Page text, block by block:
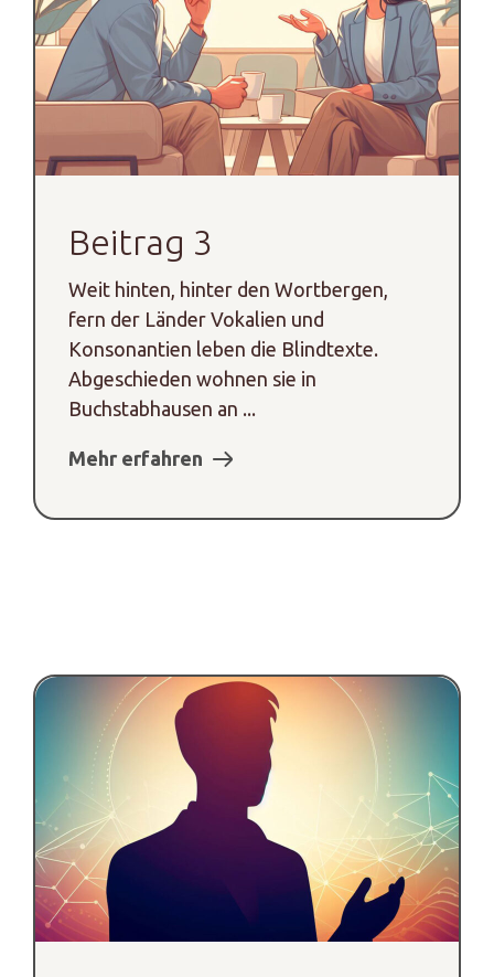
Beitrag 3
Weit hinten, hinter den Wortbergen,
fern der Länder Vokalien und
Konsonantien leben die Blindtexte.
Abgeschieden wohnen sie in
Buchstabhausen an ...
Mehr erfahren